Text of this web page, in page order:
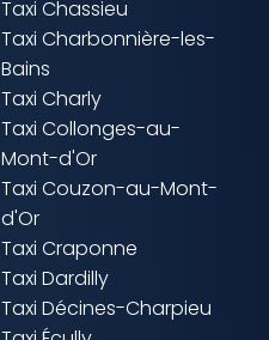
Taxi Chassieu
Taxi Charbonnière-les-
Bains
Taxi Charly
Taxi Collonges-au-
Mont-d'Or
Taxi Couzon-au-Mont-
d'Or
Taxi Craponne
Taxi Dardilly
Taxi Décines-Charpieu